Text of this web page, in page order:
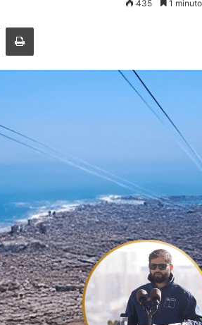
435 1
Enviar vía email Imprimir